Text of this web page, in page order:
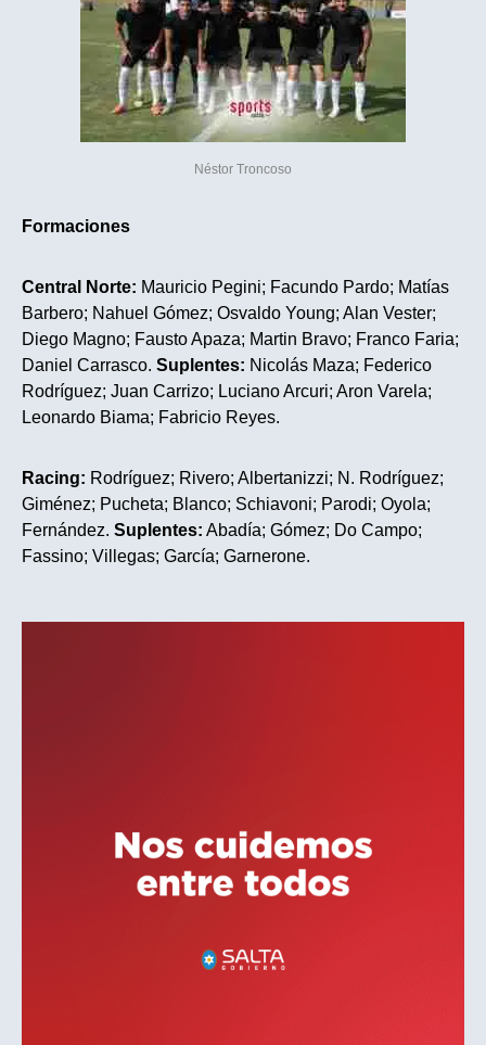
Néstor Troncoso
Formaciones
Central Norte: Mauricio Pegini; Facundo Pardo; Matías
Barbero; Nahuel Gómez; Osvaldo Young; Alan Vester;
Diego Magno; Fausto Apaza; Martin Bravo; Franco Faria;
Daniel Carrasco. Suplentes: Nicolás Maza; Federico
Rodríguez; Juan Carrizo; Luciano Arcuri; Aron Varela;
Leonardo Biama; Fabricio Reyes.
Racing: Rodríguez; Rivero; Albertanizzi; N. Rodríguez;
Giménez; Pucheta; Blanco; Schiavoni; Parodi; Oyola;
Fernández. Suplentes: Abadía; Gómez; Do Campo;
Fassino; Villegas; García; Garnerone.